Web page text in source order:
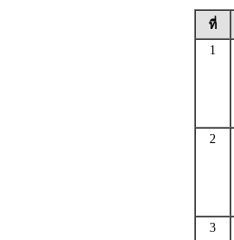
ที่
1
2
3